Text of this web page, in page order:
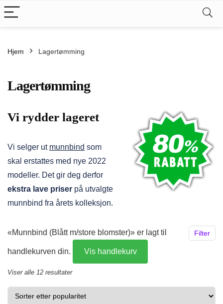
Hjem
Lagertømming
Lagertømming
Vi rydder lageret
Vi selger ut munnbind som
skal erstattes med nye 2022
modeller. Det gir deg derfor
ekstra lave priser på utvalgte
munnbind fra årets kolleksjon.
Filter
«Munnbind (Blått m/store blomster)» er lagt til
handlekurven din. Vis handlekurv
Viser alle 12 resultaterSortert
etter
propularitet